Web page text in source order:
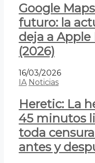
Google
futuro: la
deja a Apple
(2026)
16/03/2026
IA Noticias
Heretic: La
45 minutos
toda
antes y